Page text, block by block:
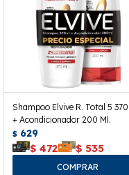
Shampoo Elvive R. Total 5
+ Acondicionador 200 Ml.
$ 629
$ 472 $ 535